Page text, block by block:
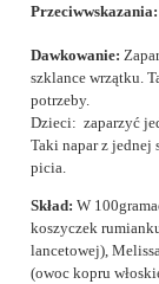
Przeciwwskazania:
Dawkowanie:
szklance wrzątku.
potrzeby.
Dzieci: zaparzyć
Taki napar z jednej
picia.
Skład: W
koszyczek
lancetowej),
(owoc kopru